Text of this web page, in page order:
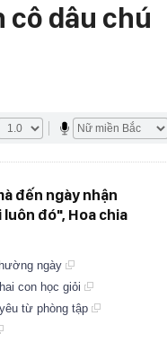
dâu chú
đến ngày nhận
đó", Hoa chia
ngày
con học giỏi
từ phòng tập